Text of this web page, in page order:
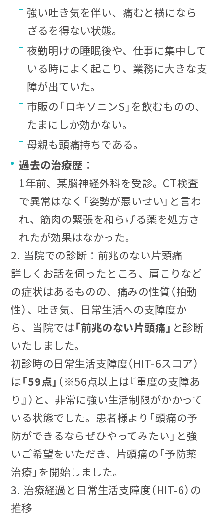
強い吐き気を伴い、痛むと横になら
ざるを得ない状態。
夜勤明けの睡眠後や、仕事に集中して
いる時によく起こり、業務に大きな支
障が出ていた。
市販の「ロキソニンS」を飲むものの、
たまにしか効かない。
母親も頭痛持ちである。
過去の治療歴 ：
1年前、某脳神経外科を受診。CT検査
で異常はなく「姿勢が悪いせい」と言わ
れ、筋肉の緊張を和らげる薬を処方さ
れたが効果はなかった。
2. 当院での診断：前兆のない片頭痛
詳しくお話を伺ったところ、肩こりなど
の症状はあるものの、痛みの性質（拍動
性）、吐き気、日常生活への支障度か
ら、当院では「前兆のない片頭痛」 と診断
いたしました。
初診時の日常生活支障度（HIT-6スコア）
は「59点」 （※56点以上は『重度の支障あ
り』）と、非常に強い生活制限がかかって
いる状態でした。患者様より「頭痛の予
防ができるならぜひやってみたい」と強
いご希望をいただき、片頭痛の「予防薬
治療」を開始しました。
3. 治療経過と日常生活支障度（HIT-6）の
推移